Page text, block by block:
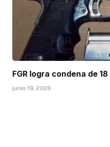
FGR logra condena de
junio 19, 2026